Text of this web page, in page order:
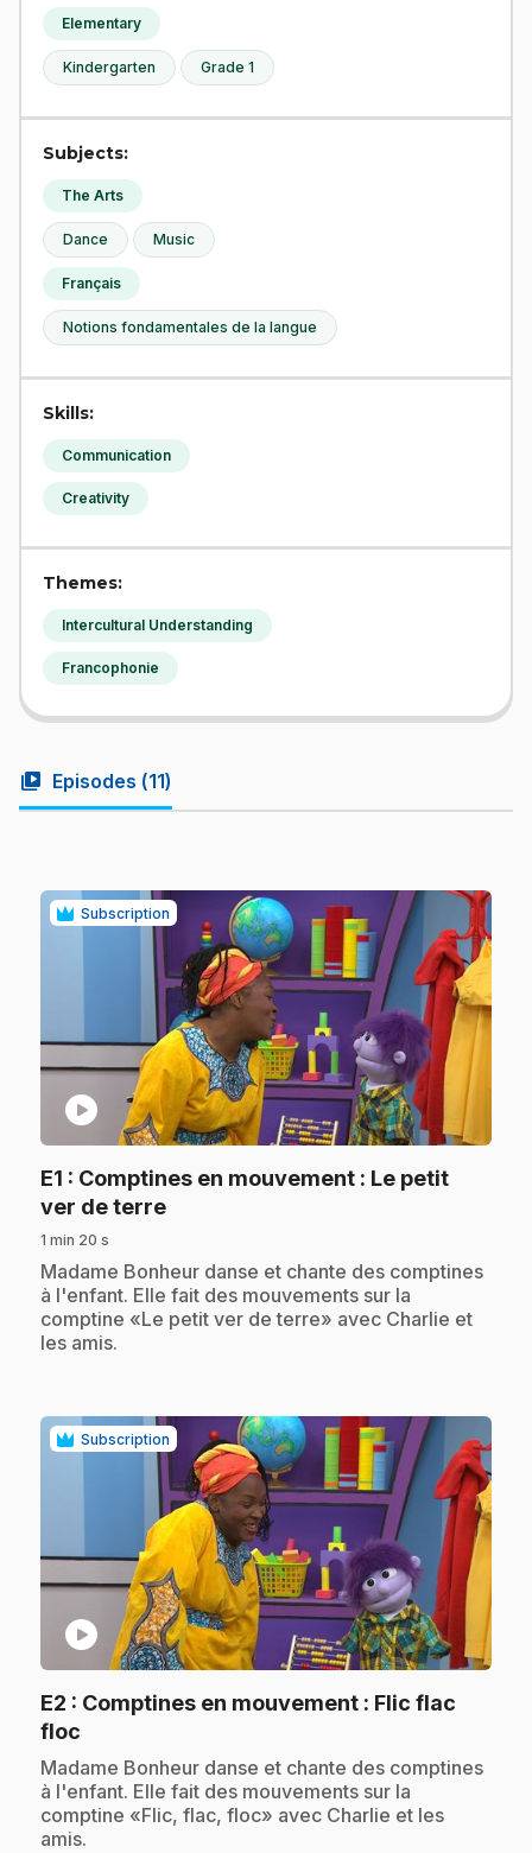
Elementary
Kindergarten Grade 1
Subjects:
The Arts
Dance Music
Français
Notions fondamentales de la langue
Skills:
Communication
Creativity
Themes:
Intercultural Understanding
Francophonie
video_library Episodes (11)
Subscription
play_circle
E1 : Comptines en mouvement : Le petit
ver de terre.
1 min 20 s
.Madame Bonheur danse et chante des comptines
à l'enfant. Elle fait des mouvements sur la
comptine «Le petit ver de terre» avec Charlie et
les amis.
Subscription
play_circle
E2 : Comptines en mouvement : Flic flac
floc
.Madame Bonheur danse et chante des comptines
à l'enfant. Elle fait des mouvements sur la
comptine «Flic, flac, floc» avec Charlie et les
amis.